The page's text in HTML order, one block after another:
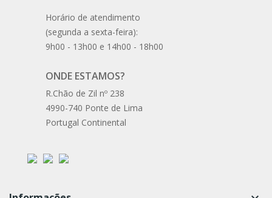
Horário de atendimento
(segunda a sexta-feira):
9h00 - 13h00 e 14h00 - 18h00
ONDE ESTAMOS?
R.Chão de Zil nº 238
4990-740 Ponte de Lima
Portugal Continental